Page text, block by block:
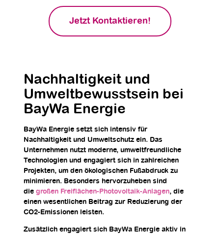
Jetzt Kontaktieren!
Nachhaltigkeit und
Umweltbewusstsein bei
BayWa Energie
BayWa Energie setzt sich intensiv für
Nachhaltigkeit und Umweltschutz ein. Das
Unternehmen nutzt moderne, umweltfreundliche
Technologien und engagiert sich in zahlreichen
Projekten, um den ökologischen Fußabdruck zu
minimieren. Besonders hervorzuheben sind
die großen Freiflächen-Photovoltaik-Anlagen, die
einen wesentlichen Beitrag zur Reduzierung der
CO2-Emissionen leisten.
Zusätzlich engagiert sich BayWa Energie aktiv in